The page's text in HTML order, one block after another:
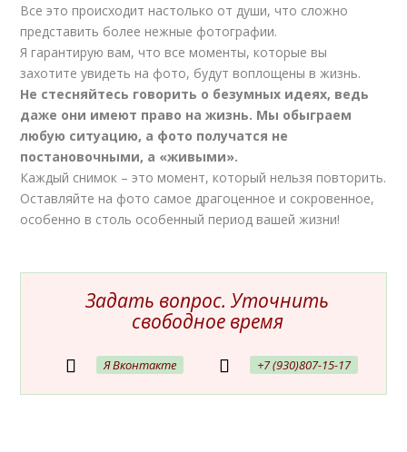
Все это происходит настолько от души, что сложно
представить более нежные фотографии.
Я гарантирую вам, что все моменты, которые вы
захотите увидеть на фото, будут воплощены в жизнь.
Не стесняйтесь говорить о безумных идеях, ведь
даже они имеют право на жизнь. Мы обыграем
любую ситуацию, а фото получатся не
постановочными, а «живыми».
Каждый снимок – это момент, который нельзя повторить.
Оставляйте на фото самое драгоценное и сокровенное,
особенно в столь особенный период вашей жизни!
Задать вопрос. Уточнить
свободное время
Я Вконтакте +7 (930)807-15-17